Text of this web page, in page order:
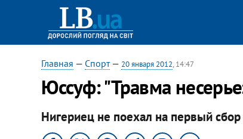
Главная — Спорт— 20 января 2012, 14:47
Юссуф: "Травма
Нигериец не поехал на первый